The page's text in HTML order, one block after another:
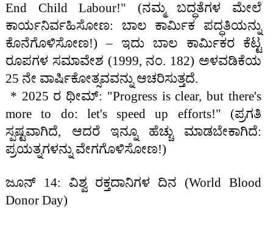
End Child Labour!" (ನಮ್ಮ ಬದ್ಧತೆಗಳ ಮೇಲೆ
ಕಾರ್ಯನಿರ್ವಹಿಸೋಣ: ಬಾಲ ಕಾರ್ಮಿಕ ಪದ್ಧತಿಯನ್ನು
ಕೊನೆಗೊಳಿಸೋಣ!) – ಇದು ಬಾಲ ಕಾರ್ಮಿಕರ ಕೆಟ್ಟ
ರೂಪಗಳ ಸಮಾವೇಶ (1999, ನಂ. 182) ಅಳವಡಿಕೆಯ
25 ನೇ ವಾರ್ಷಿಕೋತ್ಸವವನ್ನು ಆಚರಿಸುತ್ತದೆ.
* 2025 ರ ಥೀಮ್: "Progress is clear, but there's
more to do: let's speed up efforts!" (ಪ್ರಗತಿ
ಸ್ಪಷ್ಟವಾಗಿದೆ, ಆದರೆ ಇನ್ನೂ ಹೆಚ್ಚು ಮಾಡಬೇಕಾಗಿದೆ:
ಪ್ರಯತ್ನಗಳನ್ನು ವೇಗಗೊಳಿಸೋಣ!)
ಜೂನ್ 14: ವಿಶ್ವ ರಕ್ತದಾನಿಗಳ ದಿನ (World Blood
Donor Day)